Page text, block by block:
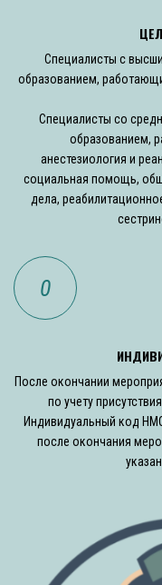
Специалисты с
образованием,
Специалисты со
образованием,
анестезиология и
социальная помощь,
дела,
После окончании
по учету
Индивидуальный код
после окончания